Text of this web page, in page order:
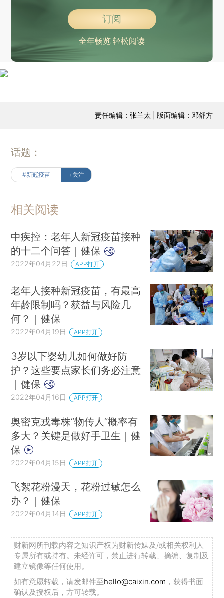
订阅
全年畅览 轻松阅读
责任编辑：张兰太 | 版面编辑：邓舒方
话题：
#新冠疫苗 +关注
相关阅读
中疾控：老年人新冠疫苗接种
的十二个问答｜健保
2022年04月22日 APP打开
老年人接种新冠疫苗，有最高
年龄限制吗？获益与风险几
何？｜健保
2022年04月19日 APP打开
3岁以下婴幼儿如何做好防
护？这些要点家长们务必注意
｜健保
2022年04月16日 APP打开
奥密克戎毒株“物传人”概率有
多大？关键是做好手卫生｜健
保
2022年04月15日 APP打开
飞絮花粉漫天，花粉过敏怎么
办？｜健保
2022年04月14日 APP打开
财新网所刊载内容之知识产权为财新传媒及/或相关权利人
专属所有或持有。未经许可，禁止进行转载、摘编、复制及
建立镜像等任何使用。
如有意愿转载，请发邮件至hello@caixin.com ，获得书面
确认及授权后，方可转载。